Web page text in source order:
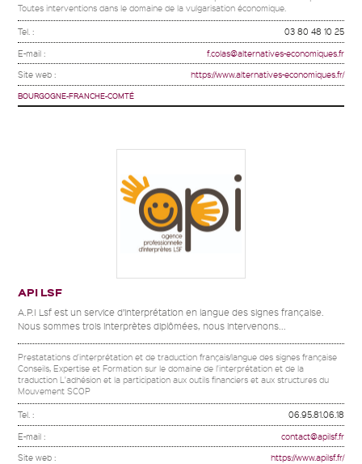
Toutes interventions dans le domaine de la vulgarisation économique.
Tel. : 03 80 48 10 25
E-mail : f.colas@alternatives-economiques.fr
Site web : https://www.alternatives-economiques.fr/
BOURGOGNE-FRANCHE-COMTÉ
API LSF
A.P.I Lsf est un service d’interprétation en langue des signes française.
Nous sommes trois interprètes diplômées, nous intervenons...
Prestatations d'interprétation et de traduction français/langue des signes française
Conseils, Expertise et Formation sur le domaine de l'interprétation et de la
traduction L'adhésion et la participation aux outils financiers et aux structures du
Mouvement SCOP
Tel. : 06.95.81.06.18
E-mail : contact@apilsf.fr
Site web : https://www.apilsf.fr/